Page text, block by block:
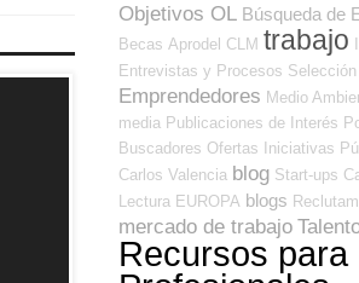
Objetivos OL Búsqueda de
Becas Aprodel CLM trabajo
Entrevistas y Procesos Selección
Emprendedores Medio
media Publicaciones de Interés
Buscadores Ofertas
Iniciativas
Carlos Valencia blog Start-ups
Lectura EUROPA blogs
mercado de trabajo
Recursos para